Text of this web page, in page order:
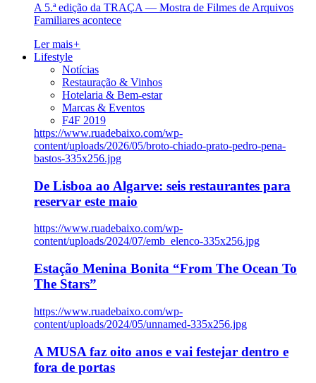
A 5.ª edição da TRAÇA — Mostra de Filmes de Arquivos
Familiares acontece
Ler mais+
Lifestyle
Notícias
Restauração & Vinhos
Hotelaria & Bem-estar
Marcas & Eventos
F4F 2019
https://www.ruadebaixo.com/wp-
content/uploads/2026/05/broto-chiado-prato-pedro-pena-
bastos-335x256.jpg
De Lisboa ao Algarve: seis restaurantes para
reservar este maio
https://www.ruadebaixo.com/wp-
content/uploads/2024/07/emb_elenco-335x256.jpg
Estação Menina Bonita “From The Ocean To
The Stars”
https://www.ruadebaixo.com/wp-
content/uploads/2024/05/unnamed-335x256.jpg
A MUSA faz oito anos e vai festejar dentro e
fora de portas